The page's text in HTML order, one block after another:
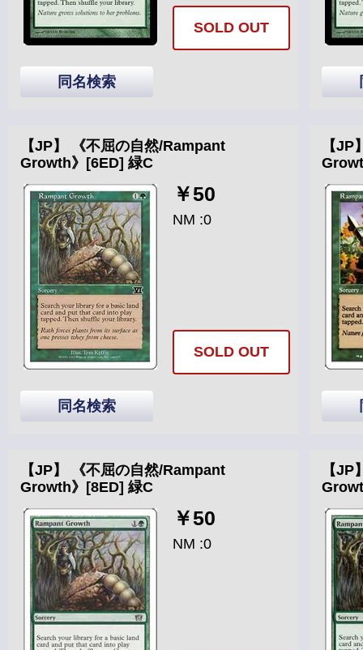
SOLD OUT
同名検索
【JP】 《不屈の自然/Rampant
Growth》[6ED] 緑C
￥50
NM :0
SOLD OUT
同名検索
【
【JP】 《不屈の自然/Rampant
Growth》[8ED] 緑C
￥50
NM :0
【